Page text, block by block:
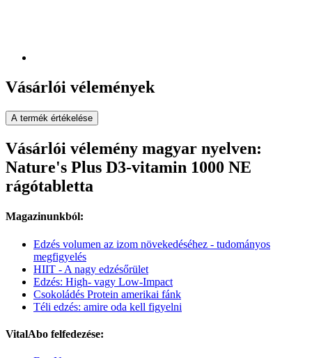
Vásárlói vélemények
A termék értékelése
Vásárlói vélemény magyar nyelven:
Nature's Plus D3-vitamin 1000 NE
rágótabletta
Magazinunkból:
Edzés volumen az izom növekedéséhez - tudományos
megfigyelés
HIIT - A nagy edzésőrület
Edzés: High- vagy Low-Impact
Csokoládés Protein amerikai fánk
Téli edzés: amire oda kell figyelni
VitalAbo felfedezése: